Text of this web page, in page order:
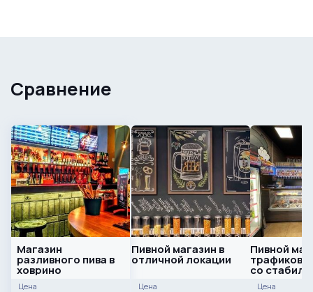
Сравнение
Магазин
разливного пива в
ховрино
Цена
Пивной магазин в
отличной локации
Цена
Пивной
со
прибылью
Цена